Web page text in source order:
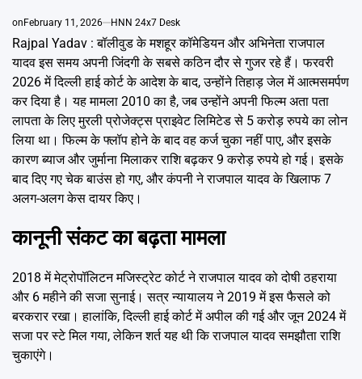
onFebruary 11, 2026 HNN 24x7 Desk
Rajpal Yadav : बॉलीवुड के मशहूर कॉमेडियन और अभिनेता राजपाल
यादव इस समय अपनी जिंदगी के सबसे कठिन दौर से गुजर रहे हैं। फरवरी
2026 में दिल्ली हाई कोर्ट के आदेश के बाद, उन्होंने तिहाड़ जेल में आत्मसमर्पण
कर दिया है। यह मामला 2010 का है, जब उन्होंने अपनी फिल्म अता पता
लापता के लिए मुरली प्रोजेक्ट्स प्राइवेट लिमिटेड से 5 करोड़ रुपये का लोन
लिया था। फिल्म के फ्लॉप होने के बाद वह कर्ज चुका नहीं पाए, और इसके
कारण ब्याज और जुर्माना मिलाकर राशि बढ़कर 9 करोड़ रुपये हो गई। इसके
बाद दिए गए चेक बाउंस हो गए, और कंपनी ने राजपाल यादव के खिलाफ 7
अलग-अलग केस दायर किए।
कानूनी संकट का बढ़ता मामला
2018 में मेट्रोपॉलिटन मजिस्ट्रेट कोर्ट ने राजपाल यादव को दोषी ठहराया
और 6 महीने की सजा सुनाई। सत्र न्यायालय ने 2019 में इस फैसले को
बरकरार रखा। हालांकि, दिल्ली हाई कोर्ट में अपील की गई और जून 2024 में
सजा पर स्टे मिल गया, लेकिन शर्त यह थी कि राजपाल यादव समझौता राशि
चुकाएंगे।